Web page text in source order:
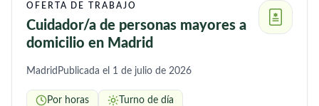
OFERTA DE TRABAJO
Cuidador/a de personas mayores a
domicilio en Madrid
Madrid Publicada el 1 de julio de 2026
Por horas Turno de día